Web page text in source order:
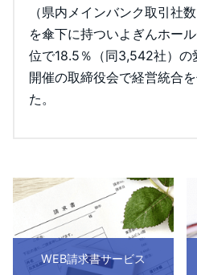
（県内メインバンク取引社
を傘下に持ついよぎんホー
位で18.5％（同3,542社）の
開催の取締役会で経営統合
た。
WEB請求書サービス